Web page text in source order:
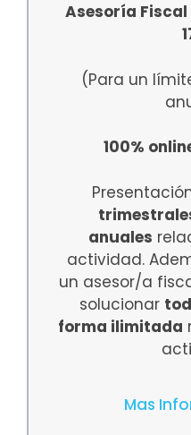
Asesoría
(Para un
100%
anuales
actividad.
un asesor/a
solucionar
forma ilimitada
Mas